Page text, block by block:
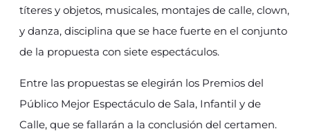
títeres y objetos, musicales, montajes de calle, clown,
y danza, disciplina que se hace fuerte en el conjunto
de la propuesta con siete espectáculos.
Entre las propuestas se elegirán los Premios del
Público Mejor Espectáculo de Sala, Infantil y de
Calle, que se fallarán a la conclusión del certamen.